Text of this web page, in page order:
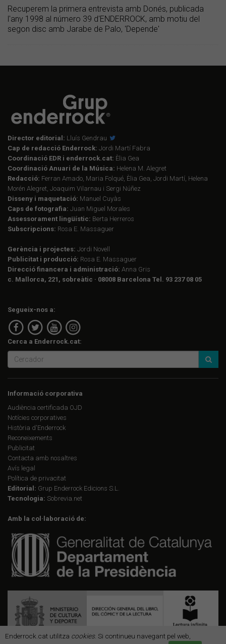
Enderrock.cat utilitza cookies. Si continueu navegant pel web,
Recuperem la primera entrevista amb Donés, publicada
l'any 1998 al número 39 d'ENDERROCK, amb motiu del
segon disc amb Jarabe de Palo, 'Depende'
Director editorial: Lluís Gendrau
Cap de redacció Enderrock: Jordi Martí Fabra
Coordinació EDR i enderrock.cat: Èlia Gea
Coordinació Anuari de la Música: Helena M. Alegret
Redacció: Ferran Amado, Maria Folqué, Èlia Gea, Jordi Martí, Helena
Morén Alegret, Joaquim Vilarnau i Sergi Núñez
Disseny i maquetació: Manuel Cuyàs
Caps de fotografia: Juan Miguel Morales
Assessorament lingüístic: Berta Herreros
Subscripcions: Rosa E. Massaguer
Gerència i projectes: Jordi Novell
Publicitat i producció: Rosa E. Massaguer
Direcció financera i administració: Anna Gris
c. Mallorca, 221, sobreàtic · 08008 Barcelona Tel. 93 237 08 05
Segueix-nos a:
Cerca a Enderrock.cat:
Informació corporativa
Audiència certificada OJD
Notícies corporatives
Història d'Enderrock
Reconeixements
Publicitat
Contacta amb nosaltres
Avís legal
Política de privacitat
Editorial: Grup Enderrock Edicions S.L.
Tecnologia: Sobrevia.net
Amb la col·laboració de: